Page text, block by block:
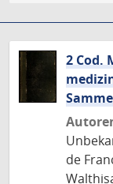
2 Cod.
de